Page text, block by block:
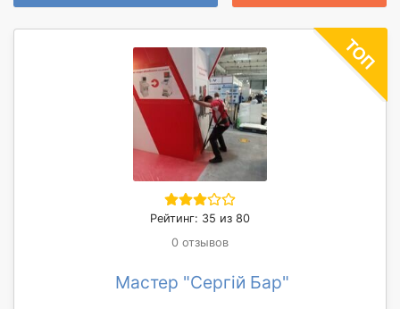
Рейтинг: 35 из 80
0 отзывов
Мастер "Сергій Бар"